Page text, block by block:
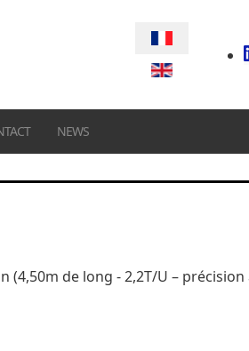
Sélectionnez votre
NEWS
de long - 2,2T/U – précision